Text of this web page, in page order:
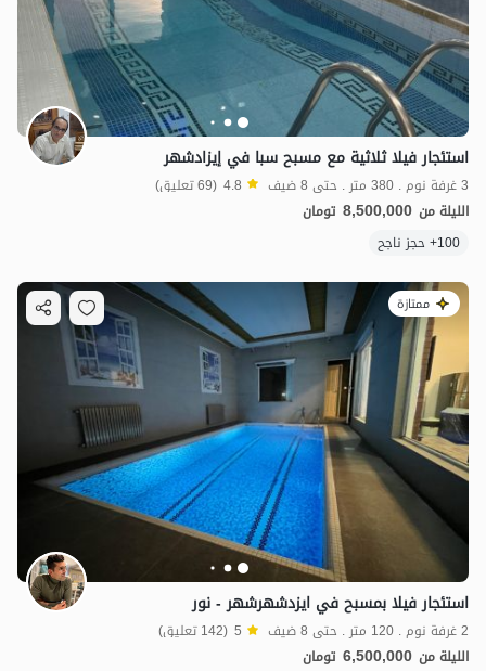
استئجار فيلا ثلاثية مع مسبح سبا في إيزادشهر
3 غرفة نوم . 380 متر . حتى 8 ضيف 4.8 (69 تعليق)
الليلة من 8,500,000 تومان
100+ حجز ناجح
ممتازة
استئجار فيلا بمسبح في ایزدشهرشهر - نور
2 غرفة نوم . 120 متر . حتى 8 ضيف 5 (142 تعليق)
الليلة من 6,500,000 تومان